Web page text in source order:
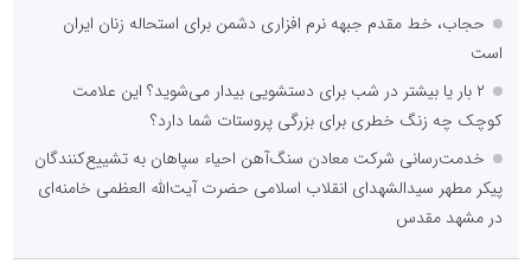
حجاب، خط مقدم جبهه نرم افزاری دشمن برای استحاله زنان ایران
است
۲ بار یا بیشتر در شب برای دستشویی بیدار می‌شوید؟ این علامت
کوچک چه زنگ خطری برای بزرگی پروستات شما دارد؟
خدمت‌رسانی شرکت معادن سنگ‌آهن احیاء سپاهان به تشییع‌کنندگان
پیکر مطهر سیدالشهدای انقلاب اسلامی حضرت آیت‌الله العظمی خامنه‌ای
در مشهد مقدس